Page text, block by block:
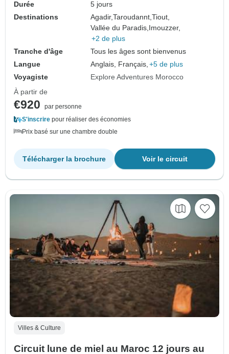
Durée
5 jours
Destinations
Agadir,Taroudannt,Tiout,
Vallée du Paradis,Imouzzer,
+2 de plus
Tranche d'âge
Tous les âges sont bienvenus
Langue
Anglais, Français, +5 de plus
Voyagiste
Explore Adventures Morocco
À partir de
€920
par personne
S'inscrire pour réaliser des économies
Prix basé sur une chambre double
Voir le circuit
Télécharger la brochure
Villes & Culture
Circuit lune de miel au Maroc 12 jours au